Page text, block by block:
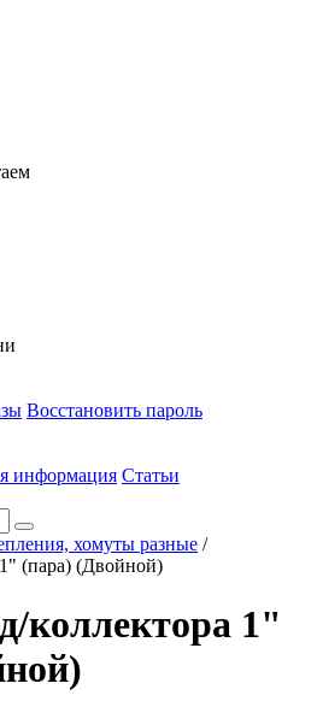
Восстановить пароль
информация Статьи
хомуты разные /
(пара) (Двойной)
коллектора 1"